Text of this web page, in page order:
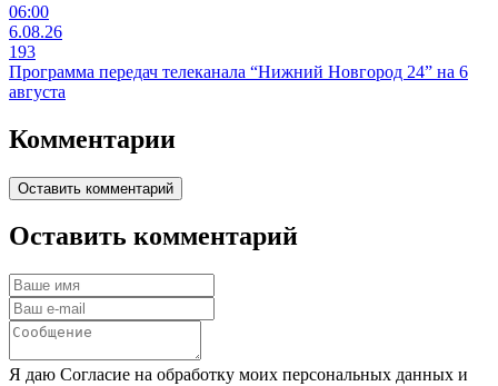
06:00
6.08.26
193
Программа передач телеканала “Нижний Новгород 24” на 6
августа
Комментарии
Оставить комментарий
Оставить комментарий
Я даю Согласие на обработку моих персональных данных и